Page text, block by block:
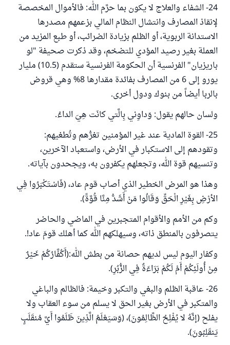
24- الشفاء والعلاج لا يكون بما حرَّم الله: فالأموال المخصصة
لإنقاذ المصارف وانتشال النظام المالي بزعمهم مصدرها
الاستدانة الربوية، أو الظلم بزيادة الضرائب، أو طبع المزيد من
العملة بغير رصيد المؤدي للتضخم، وقد ذكرت صحيفة "لو
باريزيان" الفرنسية أن الحكومة الفرنسية ستقدم (10.5) مليار
يورو إلى 6 من المصارف بفائدة مقدارها 8% وهي قروض
بالربا أيضاً من بنوك ودول أخرى.
ولسان حالهم يقول: وَداوِني بِالَّتي كانَت هِيَ الداءُ.
25- القوة المادية عند غير المؤمنين تغرُّهم وتُطغيهم:
وتقودهم إلى الاستكبار في الأرض، واستعباد الآخرين،
وتنسيهم قوة الله، وتجعلهم يكفرون به، ويجحدون بآياته.
وهذا هو المرض الخطير الذي أصاب قوم عاد، (فَاسْتَكْبَرُوا فِي
الأرْضِ بِغَيْرِ الْحَقِّ وَقَالُوا مَنْ أَشَدُّ مِنَّا قُوَّةً).
وكم من الأمم والأقوام المتجبرين في الماضي والحاضر
يتصرفون بالمنطق ذاته، وسيهلكهم الله كما أهلك قومَ عاد!.
وكفار اليوم ليس لديهم حصانة من بطش الله:(أَكُفَّارُكُمْ خَيْرٌ
مِنْ أُولَئِكُمْ أَمْ لَكُمْ بَرَاءَةٌ فِي الزُّبُرِ).
26- عاقبة الظلم والبغي والتكبر وخيمة: فالظالم والباغي
والمتكبر في الأرض بغير الحق لا يسلم من سوء العقاب ولا
يفلح (إنَّهُ لا يُفْلِحُ الظَّالِمُونَ)، (وَسَيَعْلَمُ الَّذِينَ ظَلَمُوا أَيَّ مُنقَلَبٍ
يَنقَلِبُونَ).